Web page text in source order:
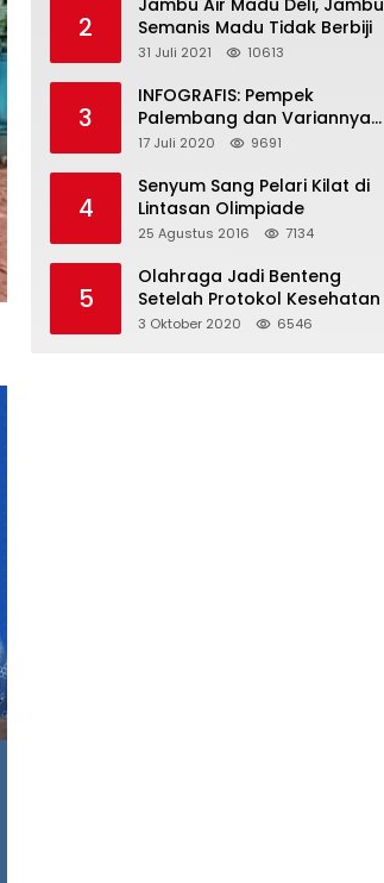
2
Jambu Air Madu Deli, Jambu
Semanis Madu Tidak Berbiji
31 Juli 2021 10613
3
INFOGRAFIS: Pempek
Palembang dan Variannya
yang Melegenda
17 Juli 2020 9691
4
Senyum Sang Pelari Kilat di
Lintasan Olimpiade
25 Agustus 2016 7134
5
Olahraga Jadi Benteng
Setelah Protokol Kesehatan
3 Oktober 2020 6546